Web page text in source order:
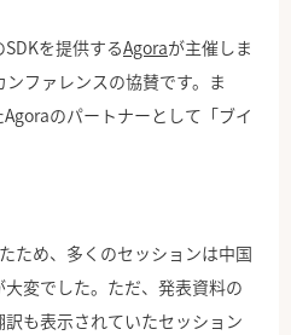
を提供するAgoraが主催しま
ファレンスの協賛です。ま
のパートナーとして「ブイ
ため、多くのセッションは中国
変でした。ただ、発表資料の
も表示されていたセッション